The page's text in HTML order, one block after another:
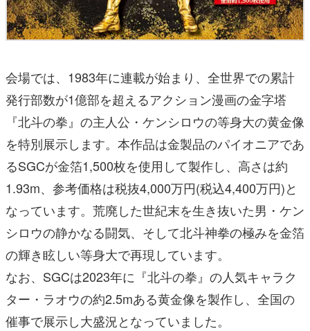
会場では、1983年に連載が始まり、全世界での累計
発行部数が1億部を超えるアクション漫画の金字塔
『北斗の拳』の主人公・ケンシロウの等身大の⻩金像
を特別展示します。本作品は金製品のパイオニアであ
るSGCが金箔1,500枚を使用して製作し、高さは約
1.93m、参考価格は税抜4,000万円(税込4,400万円)と
なっています。荒廃した世紀末を生き抜いた男・ケン
シロウの静かなる闘気、そして北斗神拳の極みを金箔
の輝き眩しい等身大で再現しています。
なお、SGCは2023年に『北斗の拳』の人気キャラク
ター・ラオウの約2.5mある⻩金像を製作し、全国の
催事で展示し大盛況となっていました。